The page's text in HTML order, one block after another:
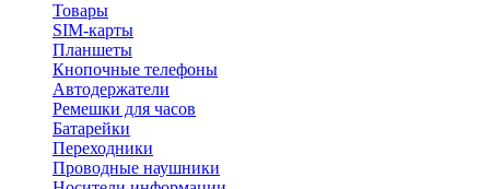
Товары
SIM-карты
Планшеты
Кнопочные телефоны
Автодержатели
Ремешки для часов
Батарейки
Переходники
Проводные наушники